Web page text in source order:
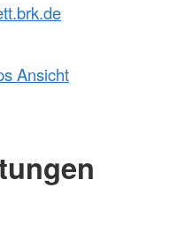
Ansicht